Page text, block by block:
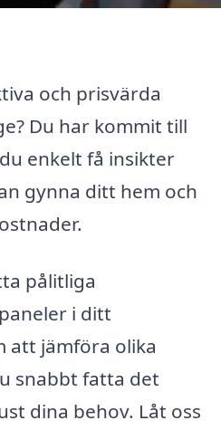
och prisvärda
Du har kommit till
enkelt få insikter
gynna ditt hem och
pålitliga
i ditt
att jämföra olika
snabbt fatta det
dina behov. Låt oss